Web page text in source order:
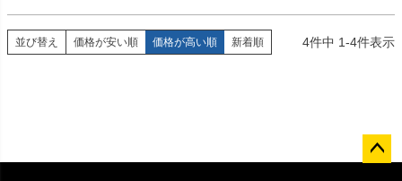
並び替え 価格が安い順 価格が高い順 新着順 4件中 1-4件表示